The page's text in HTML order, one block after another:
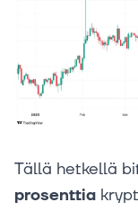
Tällä hetkellä
prosenttia